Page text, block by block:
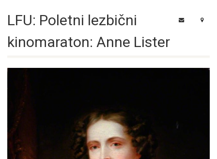
LFU: Poletni lezbični
kinomaraton: Anne Lister